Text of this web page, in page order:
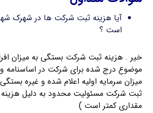
آیا هزینه ثبت شرکت ها در شهرک
است ؟
خیر . هزینه ثبت شرکت بستگی به میزان
موضوع درج شده برای شرکت در اساسنامه و
میزان سرمایه اولیه اعلام شده و غیره
ثبت شرکت مسئولیت محدود به دلیل هزینه
مقداری کمتر است )